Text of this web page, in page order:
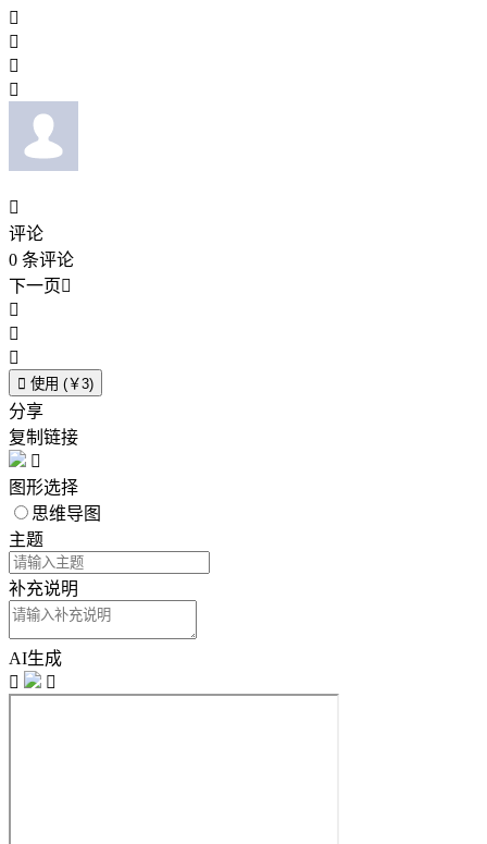





评论
0 条评论
下一页



 使用 (￥3)
分享
复制链接

图形选择
思维导图
主题
补充说明
AI生成

